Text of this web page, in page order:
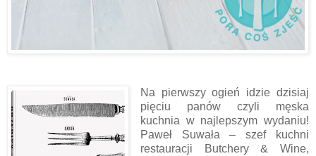
Na pierwszy ogień idzie dzisiaj
pięciu panów czyli męska
kuchnia w najlepszym wydaniu!
Paweł Suwała – szef kuchni
restauracji Butchery & Wine,